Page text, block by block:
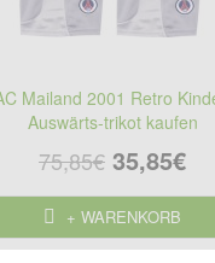
Mailand 2001 Retro
Auswärts-trikot kaufen
75,85€ 35,85€
+ WARENKORB